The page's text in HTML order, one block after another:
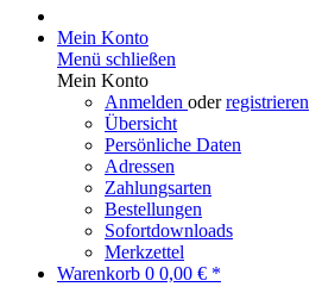
Mein Konto
Menü schließen
Mein Konto
Anmelden oderregistrieren
Übersicht
Persönliche Daten
Adressen
Zahlungsarten
Bestellungen
Sofortdownloads
Merkzettel
Warenkorb 0 0,00 € *